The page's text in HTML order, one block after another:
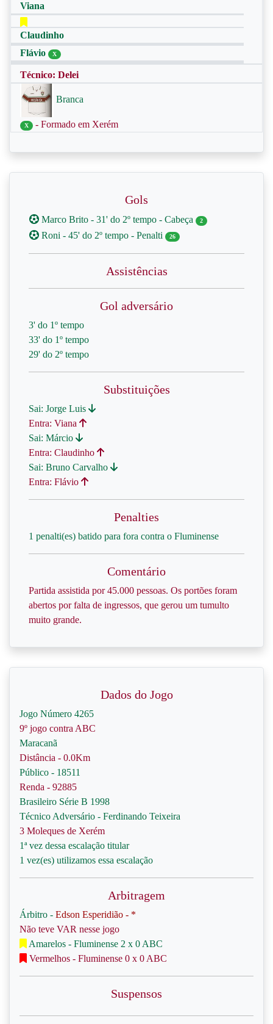
Viana
Claudinho
Flávio
X
Técnico: Delei
Branca
X - Formado em Xerém
Gols
Marco Brito - 31' do 2º tempo - Cabeça 2
Roni - 45' do 2º tempo - Penalti 26
Assistências
Gol adversário
3' do 1º tempo
33' do 1º tempo
29' do 2º tempo
Substituições
Sai: Jorge Luis
Entra: Viana
Sai: Márcio
Entra: Claudinho
Sai: Bruno Carvalho
Entra: Flávio
Penalties
1 penalti(es) batido para fora contra o Fluminense
Comentário
Partida assistida por 45.000 pessoas. Os portões foram
abertos por falta de ingressos, que gerou um tumulto
muito grande.
Dados do Jogo
Jogo Número 4265
9º jogo contra ABC
Maracanã
Distância - 0.0Km
Público - 18511
Renda - 92885
Brasileiro Série B 1998
Técnico Adversário - Ferdinando Teixeira
3 Moleques de Xerém
1ª vez dessa escalação titular
1 vez(es) utilizamos essa escalação
Arbitragem
Árbitro - Edson Esperidião - *
Não teve VAR nesse jogo
Amarelos - Fluminense 2 x 0 ABC
Vermelhos - Fluminense 0 x 0 ABC
Suspensos